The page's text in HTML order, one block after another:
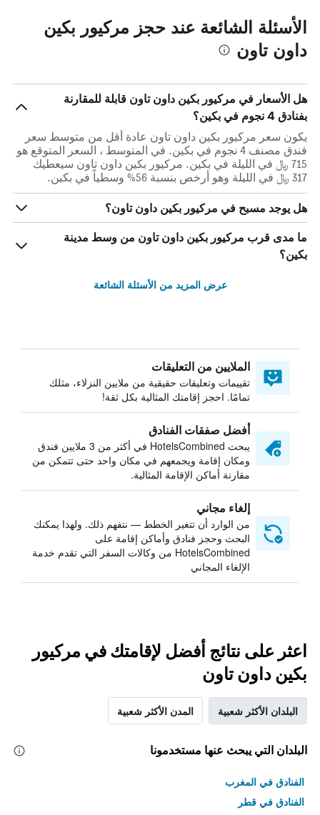
الأسئلة الشائعة عند حجز مركيور بكين
داون تاون
هل الأسعار في مركيور بكين داون تاون قابلة للمقارنة
بفنادق 4 نجوم في بكين؟
يكون سعر مركيور بكين داون تاون عادة أقل من متوسط ​​سعر
فندق مصنف 4 نجوم في بكين. في المتوسط ، السعر المتوقع هو
715 ﷼ في الليلة في بكين. مركيور بكين داون تاون سيعطيك
317 ﷼ في الليلة وهو أرخص بنسبة 56% وسطياً في بكين.
هل يوجد مسبح في مركيور بكين داون تاون؟
ما مدى قرب مركيور بكين داون تاون من وسط مدينة
بكين؟
عرض المزيد من الأسئلة الشائعة
الملايين من التعليقات
تقييمات وتعليقات حقيقية من ملايين النزلاء، مثلك
تمامًا. احجز إقامتك المثالية بكل ثقة!
أفضل صفقات الفنادق
يبحث HotelsCombined في أكثر من 3 ملايين فندق
ومكان إقامة ويجمعهم في مكان واحد حتى تتمكن من
مقارنة أماكن الإقامة المثالية.
إلغاء مجاني
من الوارد أن تتغير الخطط — نتفهم ذلك. ولهذا يمكنك
البحث وحجز فنادق وأماكن إقامة على
HotelsCombined من وكالات السفر التي تقدم خدمة
الإلغاء المجاني
اعثر على نتائج أفضل لإقامتك في مركيور
بكين داون تاون
البلدان الأكثر شعبية المدن الأكثر شعبية
البلدان التي يبحث عنها مستخدمونا
الفنادق في المغرب
الفنادق في قطر